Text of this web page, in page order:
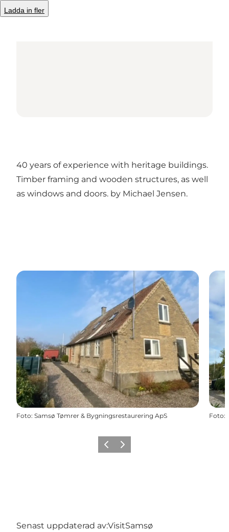
Ladda in fler
40 years of experience with heritage buildings.
Timber framing and wooden structures, as well
as windows and doors. by Michael Jensen.
Foto: Samsø Tømrer & Bygningsrestaurering ApS Foto:
Föregående
Nästa
Senast uppdaterad av:VisitSamsø